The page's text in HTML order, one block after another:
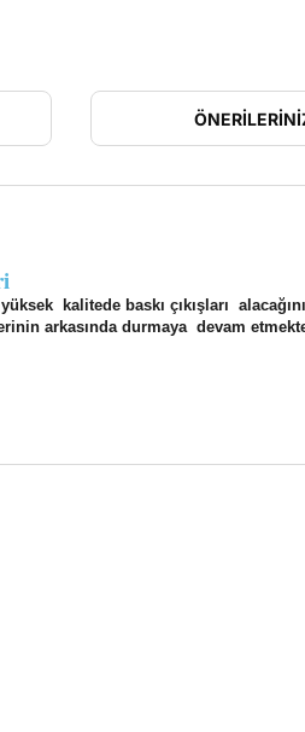
kalitede baskı çıkışları
arkasında durmaya devam